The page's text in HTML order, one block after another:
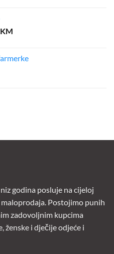
KMCurrent
131.92KM.
godina posluje na cijeloj
Postojimo punih
zadovoljnim kupcima
ženske i dječije odjeće i